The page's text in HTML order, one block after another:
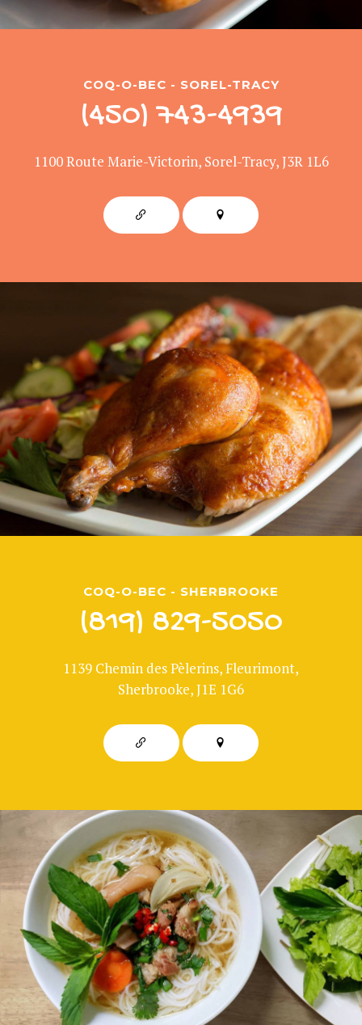
COQ-O-BEC - SOREL-TRACY
(450) 743-4939
1100 Route Marie-Victorin, Sorel-Tracy, J3R 1L6
COQ-O-BEC - SHERBROOKE
(819) 829-5050
1139 Chemin des Pèlerins, Fleurimont,
Sherbrooke, J1E 1G6